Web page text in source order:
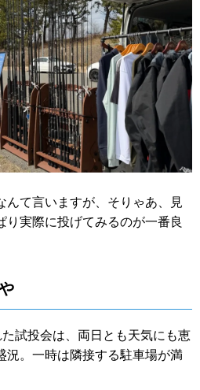
て言いますが、そりゃあ、見
り実際に投げてみるのが一番良
試投会は、両日とも天気にも恵
況。一時は隣接する駐車場が満